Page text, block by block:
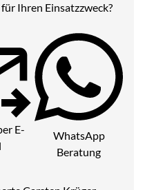
Ihren Einsatzzweck?
E-
WhatsApp
Beratung